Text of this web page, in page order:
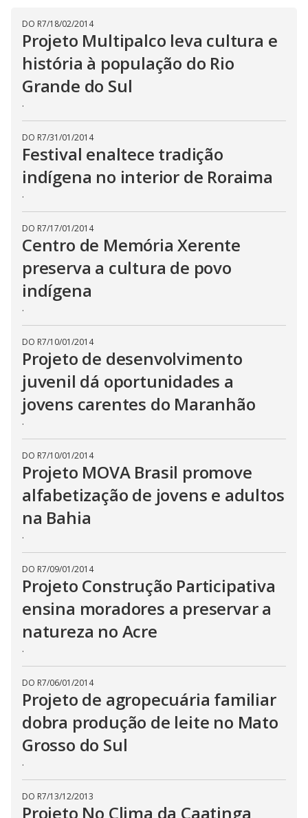
DO R7/18/02/2014
Projeto Multipalco leva cultura e
história à população do Rio
Grande do Sul
.
DO R7/31/01/2014
Festival enaltece tradição
indígena no interior de Roraima
.
DO R7/17/01/2014
Centro de Memória Xerente
preserva a cultura de povo
indígena
.
DO R7/10/01/2014
Projeto de desenvolvimento
juvenil dá oportunidades a
jovens carentes do Maranhão
.
DO R7/10/01/2014
Projeto MOVA Brasil promove
alfabetização de jovens e adultos
na Bahia
.
DO R7/09/01/2014
Projeto Construção Participativa
ensina moradores a preservar a
natureza no Acre
.
DO R7/06/01/2014
Projeto de agropecuária familiar
dobra produção de leite no Mato
Grosso do Sul
.
DO R7/13/12/2013
Projeto No Clima da Caatinga